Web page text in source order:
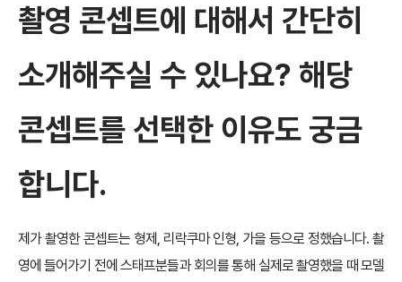
촬영 콘셉트에 대해서 간단히
소개해주실 수 있나요? 해당
콘셉트를 선택한 이유도 궁금
합니다.
제가 촬영한 콘셉트는 형제, 리락쿠마 인형, 가을 등으로 정했습니다. 촬
영에 들어가기 전에 스태프분들과 회의를 통해 실제로 촬영했을 때 모델